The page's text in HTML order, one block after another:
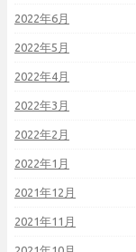
2022年6月
2022年5月
2022年4月
2022年3月
2022年2月
2022年1月
2021年12月
2021年11月